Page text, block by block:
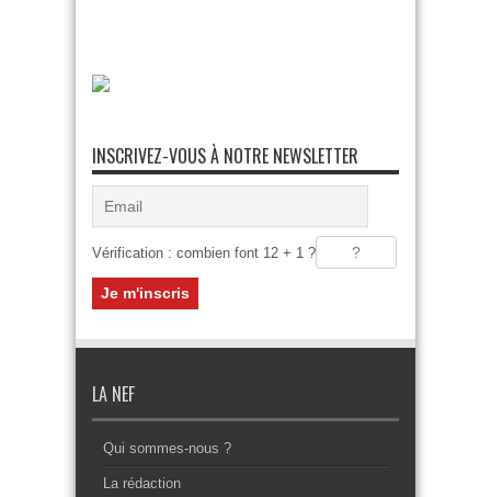
INSCRIVEZ-VOUS À NOTRE NEWSLETTER
Vérification : combien font 12 + 1 ?
LA NEF
Qui sommes-nous ?
La rédaction